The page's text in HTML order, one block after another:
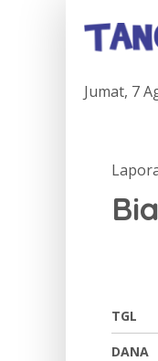
Jumat, 7
TGL
DANA